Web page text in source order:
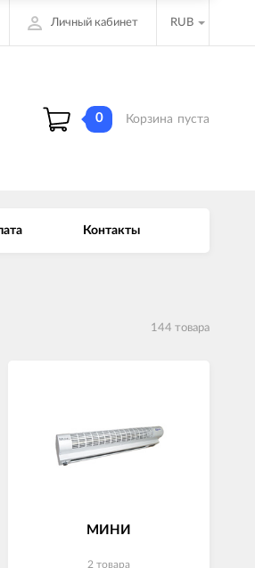
Личный кабинет RUB
0 Корзина пуста
Контакты
144 товара
МИНИ
2 товара